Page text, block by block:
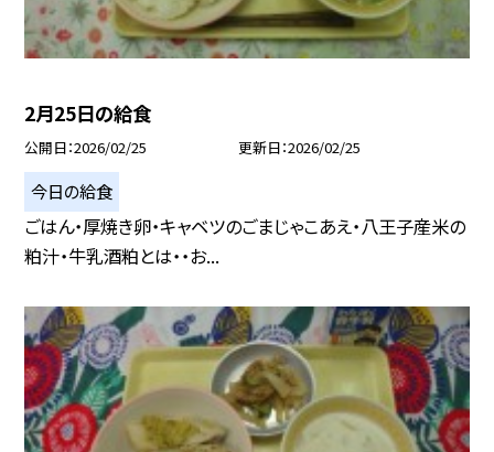
2月25日の給食
公開日 2026/02/25 更新日 2026/02/25
今日の給食
ごはん・厚焼き卵・キャベツのごまじゃこあえ・八王子産米の
粕汁・牛乳酒粕とは・・お...